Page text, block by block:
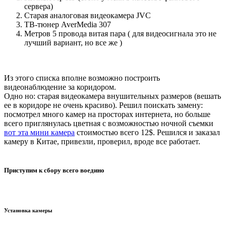
сервера)
Старая аналоговая видеокамера JVC
ТВ-тюнер AverMedia 307
Метров 5 провода витая пара ( для видеосигнала это не
лучший вариант, но все же )
Из этого списка вполне возможно построить
видеонаблюдение за коридором.
Одно но: старая видеокамера внушительных размеров (вешать
ее в коридоре не очень красиво). Решил поискать замену:
посмотрел много камер на просторах интернета, но больше
всего приглянулась цветная с возможностью ночной съемки
вот эта мини камера стоимостью всего 12$. Решился и заказал
камеру в Китае, привезли, проверил, вроде все работает.
Приступим к сбору всего воедино
Установка камеры